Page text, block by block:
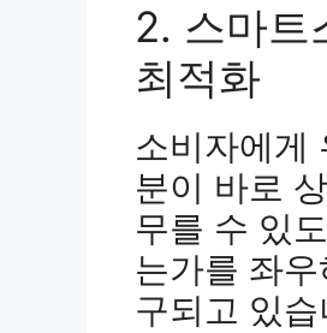
2. 스마트
최적화
소비자에게
분이 바로
무를 수 있
는가를 좌
구되고 있습